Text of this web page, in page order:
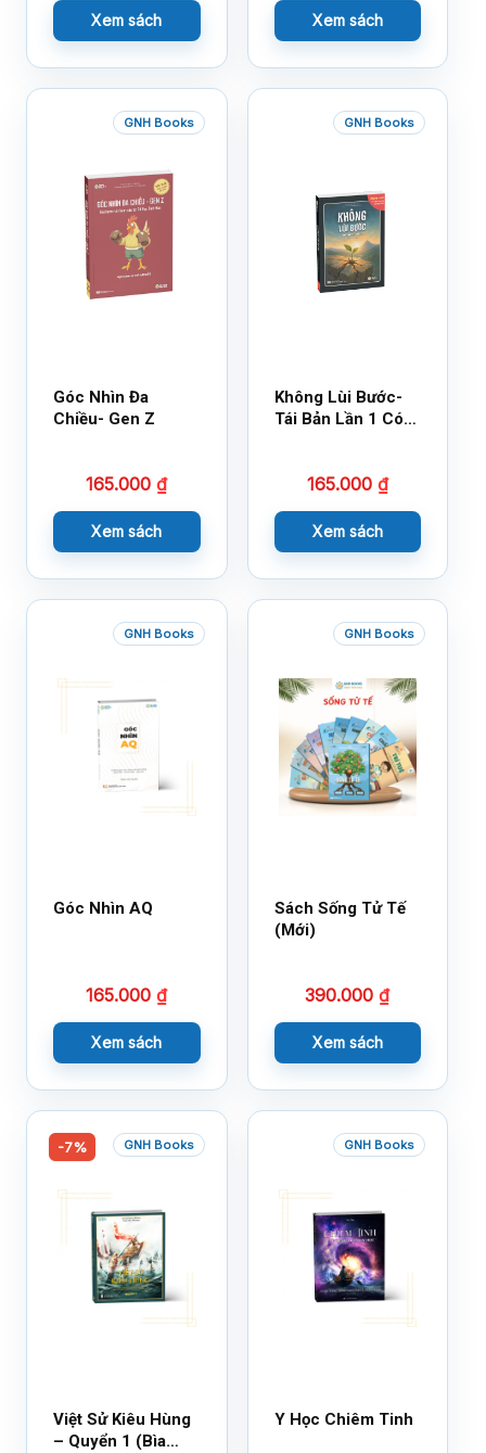
Xem sách Xem sách
GNH Books
Góc Nhìn Đa
Chiều- Gen Z
165.000₫
Xem sách
GNH Books
Không Lùi Bước-
Tái Bản Lần 1 Có
165.000 ₫
Xem sách
GNH Books
Góc Nhìn AQ
165.000₫
Xem sách
GNH Books
Sách Sống Tử Tế
(Mới)
390.000₫
Xem sách
-7% GNH Books
Việt Sử Kiêu Hùng
– Quyển 1 (Bìa
GNH Books
Y Học Chiêm Tinh